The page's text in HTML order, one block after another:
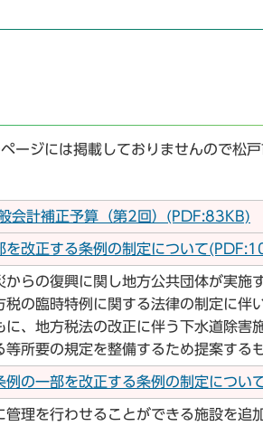
ージには掲載しておりませんので松
会計補正予算（第2回）(PDF:83KB)
を改正する条例の制定について
らの復興に関し地方公共団体が実施
税の臨時特例に関する法律の制定に伴
に、地方税法の改正に伴う下水道除害
所要の規定を整備するため提案する
例の一部を改正する条例の制定につい
理を行わせることができる施設を追